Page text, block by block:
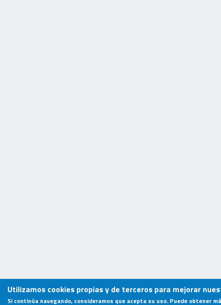
Utilizamos cookies propias y de terceros para mejorar
Si continúa navegando, consideramos que acepta su uso. Puede obtener